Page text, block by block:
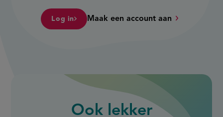
Log in Maak een account aan
Ook lekker